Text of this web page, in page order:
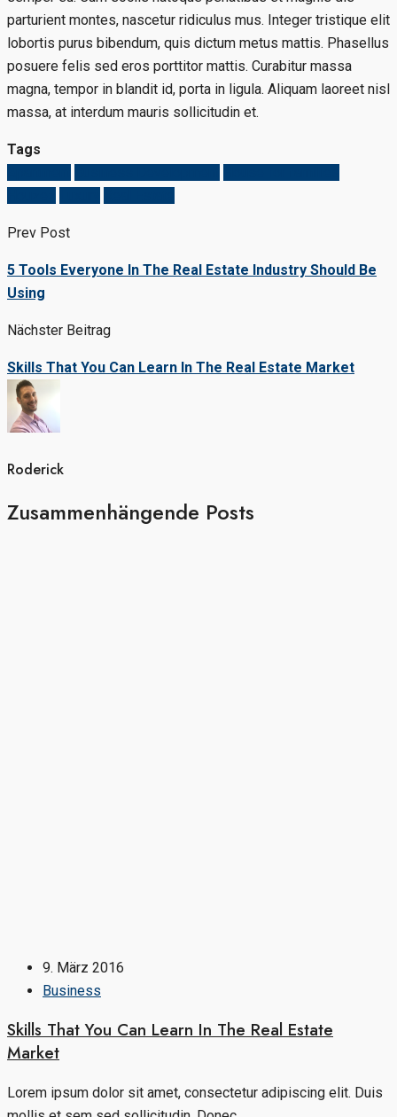
parturient montes, nascetur ridiculus mus. Integer tristique elit
lobortis purus bibendum, quis dictum metus mattis. Phasellus
posuere felis sed eros porttitor mattis. Curabitur massa
magna, tempor in blandit id, porta in ligula. Aliquam laoreet nisl
massa, at interdum mauris sollicitudin et.
Tags
Prev Post
5 Tools Everyone In The Real Estate Industry Should Be
Using
Nächster Beitrag
Skills That You Can Learn In The Real Estate Market
Roderick
Zusammenhängende Posts
9. März 2016
Business
Skills That You Can Learn In The Real Estate
Market
Lorem ipsum dolor sit amet, consectetur adipiscing elit. Duis